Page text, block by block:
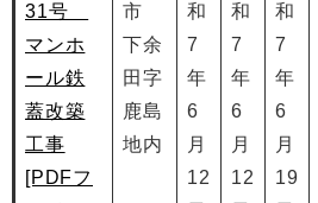
31号
マンホ
ール鉄
蓋改築
工事
[PDFフ
市
下余
田字
鹿島
地内
和
7
年
6
月
12
和
7
年
6
月
12
和
7
年
6
月
19